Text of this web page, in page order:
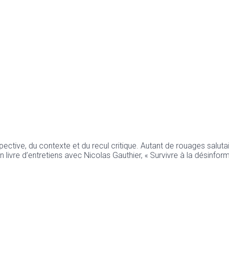
du contexte et du recul critique. Autant de rouages
d’entretiens avec Nicolas Gauthier, « Survivre à la